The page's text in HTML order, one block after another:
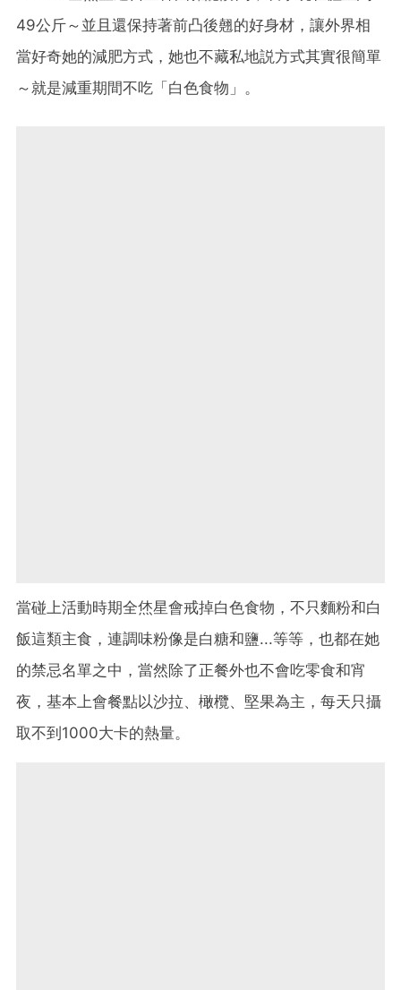
49公斤～並且還保持著前凸後翹的好身材，讓外界相
當好奇她的減肥方式，她也不藏私地説方式其實很簡單
～就是減重期間不吃「白色食物」。
當碰上活動時期全烋星會戒掉白色食物，不只麵粉和白
飯這類主食，連調味粉像是白糖和鹽...等等，也都在她
的禁忌名單之中，當然除了正餐外也不會吃零食和宵
夜，基本上會餐點以沙拉、橄欖、堅果為主，每天只攝
取不到1000大卡的熱量。